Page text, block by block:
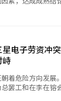
行业，差距正在
薪绩效奖金上限
成协议，计划于
三星电子的成功
作伙伴、基础设
说，劳资双方应
最高限价制度，
避免的措施，并
星电子劳资冲
峙
着危险方向发展
罢工和在李在镕
点举行对抗性集